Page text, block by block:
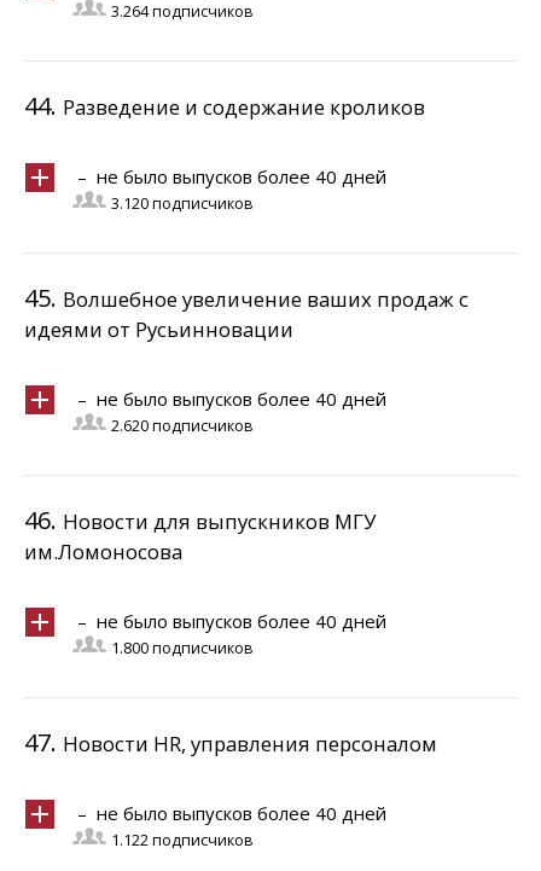
3.264 подписчиков
44. Разведение и содержание кроликов
– не было выпусков более 40 дней
3.120 подписчиков
45. Волшебное увеличение ваших продаж с
идеями от Русьинновации
– не было выпусков более 40 дней
2.620 подписчиков
46. Новости для выпускников МГУ
им.Ломоносова
– не было выпусков более 40 дней
1.800 подписчиков
47. Новости HR, управления персоналом
– не было выпусков более 40 дней
1.122 подписчиков